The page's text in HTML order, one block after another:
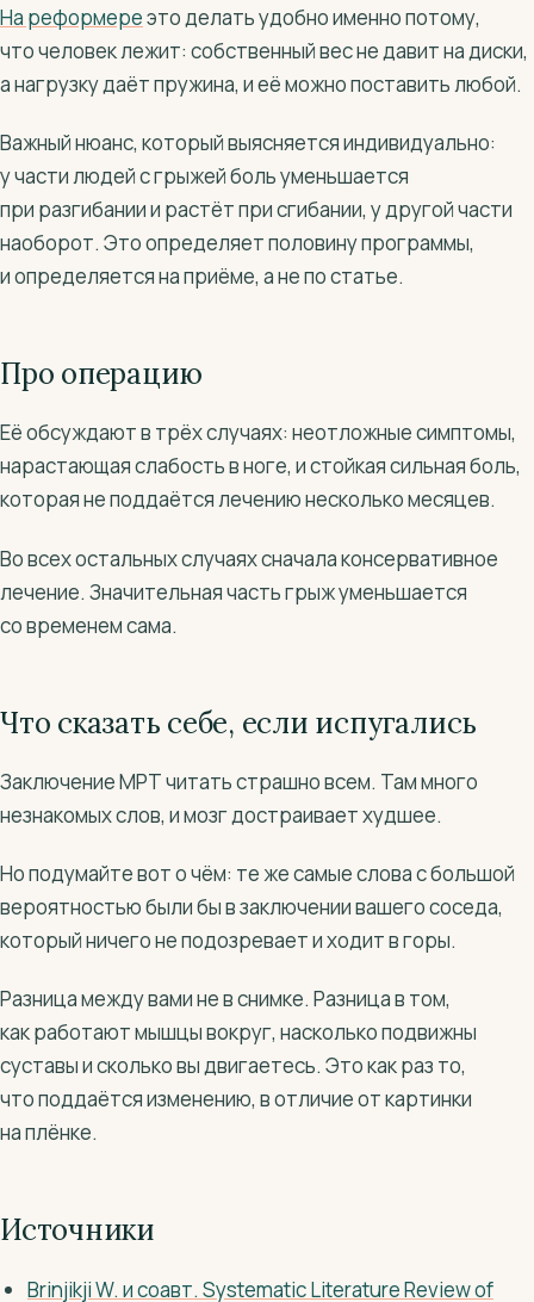
На реформереэто делать удобно именно потому,
что человек лежит: собственный вес не давит на диски,
а нагрузку даёт пружина, и её можно поставить любой.
Важный нюанс, который выясняется индивидуально:
у части людей с грыжей боль уменьшается
при разгибании и растёт при сгибании, у другой части
наоборот. Это определяет половину программы,
и определяется на приёме, а не по статье.
Про операцию
Её обсуждают в трёх случаях: неотложные симптомы,
нарастающая слабость в ноге, и стойкая сильная боль,
которая не поддаётся лечению несколько месяцев.
Во всех остальных случаях сначала консервативное
лечение. Значительная часть грыж уменьшается
со временем сама.
Что сказать себе, если испугались
Заключение МРТ читать страшно всем. Там много
незнакомых слов, и мозг достраивает худшее.
Но подумайте вот о чём: те же самые слова с большой
вероятностью были бы в заключении вашего соседа,
который ничего не подозревает и ходит в горы.
Разница между вами не в снимке. Разница в том,
как работают мышцы вокруг, насколько подвижны
суставы и сколько вы двигаетесь. Это как раз то,
что поддаётся изменению, в отличие от картинки
на плёнке.
Источники
Brinjikji W. и соавт. Systematic Literature Review of